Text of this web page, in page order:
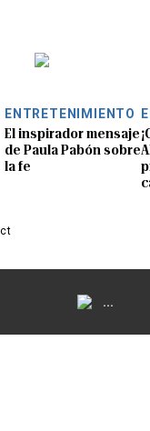
ENTRETENIMIENTO
El inspirador mensaje
de Paula Pabón sobre
la fe
...